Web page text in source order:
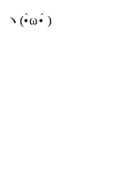
ヽ(•̀ω•́ )ゝ